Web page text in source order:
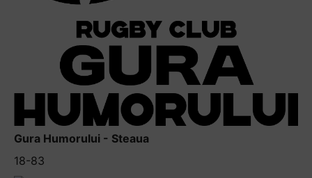
Gura Humorului - Steaua
18-83